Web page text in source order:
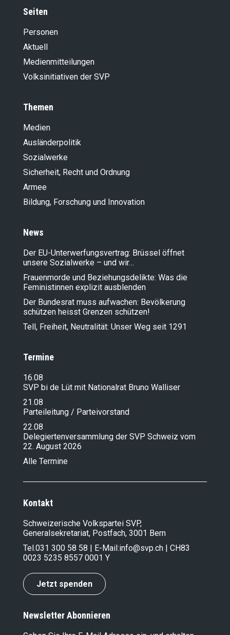
Seiten
Personen
Aktuell
Medienmitteilungen
Volksinitiativen der SVP
Themen
Medien
Ausländer­politik
Sozialwerke
Sicherheit, Recht und Ordnung
Armee
Bildung, Forschung und Innovation
News
Der EU-Unterwerfungsvertrag: Brüssel öffnet
unsere Sozialwerke – und wir…
Frauenmorde und Beziehungsdelikte: Was die
Feministinnen explizit ausblenden
Der Bundesrat muss aufwachen: Bevölkerung
schützen heisst Grenzen schützen!
Tell, Freiheit, Neutralität: Unser Weg seit 1291
Termine
16.08
SVP bi de Lüt mit Nationalrat Bruno Walliser
21.08
Parteileitung / Parteivorstand
22.08
Delegiertenversammlung der SVP Schweiz vom
22. August 2026
Alle Termine
Kontakt
Schweizerische Volkspartei SVP,
Generalsekretariat, Postfach, 3001 Bern
Tel.031 300 58 58 | E-Mail:info@svp.ch | CH83
0023 5235 8557 0001 Y
Jetzt spenden
Newsletter Abonnieren